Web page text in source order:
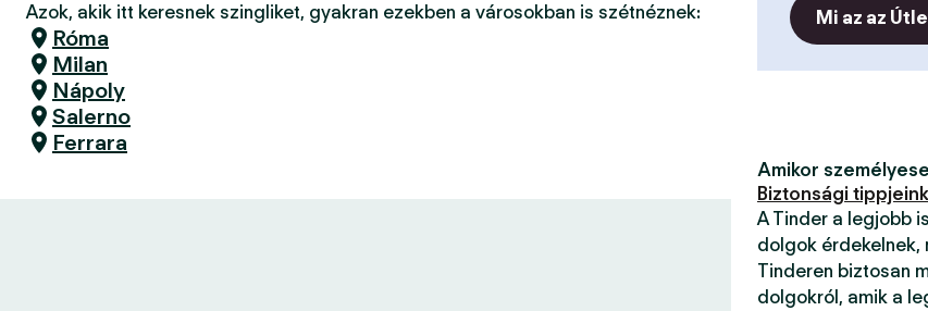
Azok, akik itt keresnek szingliket, gyakran ezekben a városokban is szétnéznek:
Róma
Milan
Nápoly
Salerno
Ferrara
Mi az az
Amikor
Biztonsági
A Tinder a legjobb
dolgok érdekelnek,
Tinderen biztosan
dolgokról, amik a